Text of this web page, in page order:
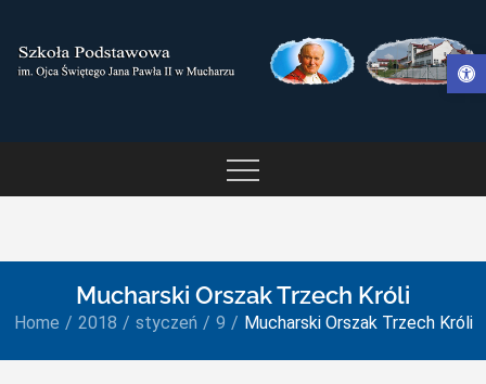
Otwórz pasek narzędzi
content
OJCA ŚWIĘTEGO JANA
Mucharski Orszak Trzech Króli
Home 2018 styczeń 9 Mucharski Orszak Trzech Króli